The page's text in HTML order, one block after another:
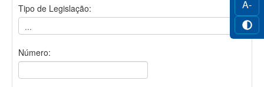
A-
Tipo de Legislação:
Número: